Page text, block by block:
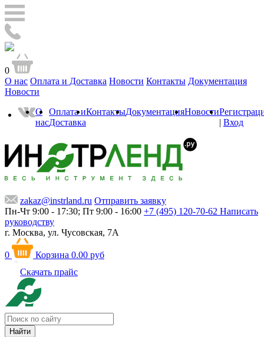
0
О нас Оплата и Доставка Новости Контакты Документация
Новости
О
нас
Оплата и
Доставка
КонтактыДокументацияНовости
| Вход
zakaz@instrland.ru Отправить заявку
Пн-Чт 9:00 - 17:30; Пт 9:00 - 16:00 +7 (495) 120-70-62 Написать
руководству
г. Москва, ул. Чусовская, 7А
0 Корзина 0.00 руб
Скачать прайс